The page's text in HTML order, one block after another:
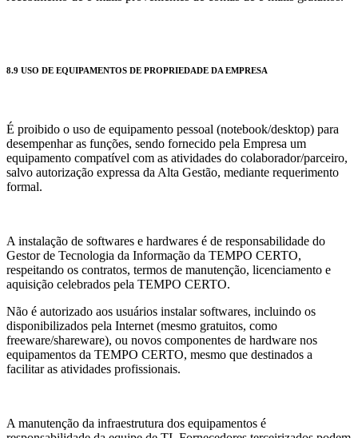
8.9 USO DE EQUIPAMENTOS DE PROPRIEDADE DA EMPRESA
É proibido o uso de equipamento pessoal (notebook/desktop) para
desempenhar as funções, sendo fornecido pela Empresa um
equipamento compatível com as atividades do colaborador/parceiro,
salvo autorização expressa da Alta Gestão, mediante requerimento
formal.
A instalação de softwares e hardwares é de responsabilidade do
Gestor de Tecnologia da Informação da TEMPO CERTO,
respeitando os contratos, termos de manutenção, licenciamento e
aquisição celebrados pela TEMPO CERTO.
Não é autorizado aos usuários instalar softwares, incluindo os
disponibilizados pela Internet (mesmo gratuitos, como
freeware/shareware), ou novos componentes de hardware nos
equipamentos da TEMPO CERTO, mesmo que destinados a
facilitar as atividades profissionais.
A manutenção da infraestrutura dos equipamentos é